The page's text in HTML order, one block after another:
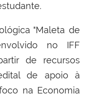
"Maleta de
no IFF
de recursos
de apoio à
na Economia